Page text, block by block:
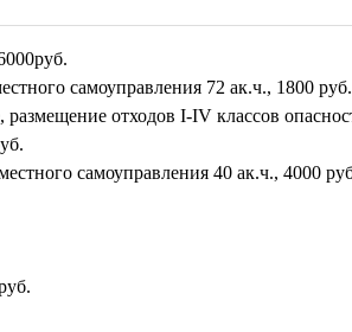
самоуправления 72 ак.ч., 1800 руб.
отходов I-IV классов
самоуправления 40 ак.ч., 4000